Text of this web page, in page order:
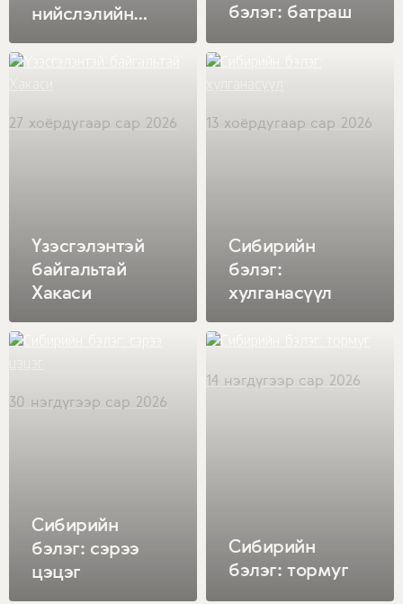
нийслэлийн
бэлэг: батраш
Үзэсгэлэнтэй
байгальтай
Хакаси
27 хоёрдугаар сар 2026
Сибирийн
бэлэг:
хулганасүүл
13 хоёрдугаар сар 2026
Сибирийн
бэлэг: сэрээ
цэцэг
30 нэгдүгээр сар 2026
Сибирийн
бэлэг: тормуг
14 нэгдүгээр сар 2026